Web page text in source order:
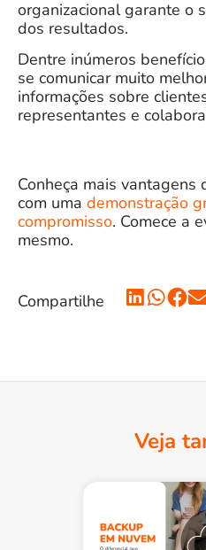
organizacional garante o
dos resultados.
Dentre inúmeros
se comunicar muito
informações sobre
representantes e
Conheça mais
com uma demonstração
compromisso. Comece a
mesmo.
Compartilhe
Veja